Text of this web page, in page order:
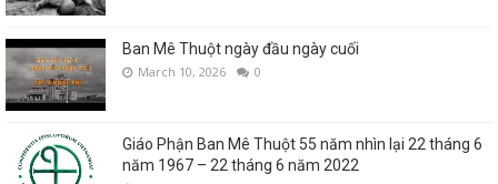
Ban Mê Thuột ngày đầu ngày cuối
March 10, 2026 0
Giáo Phận Ban Mê Thuột 55 năm nhìn lại 22 tháng 6
năm 1967 – 22 tháng 6 năm 2022